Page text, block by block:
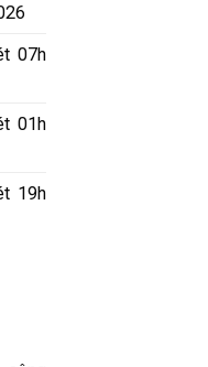
07h
01h
19h